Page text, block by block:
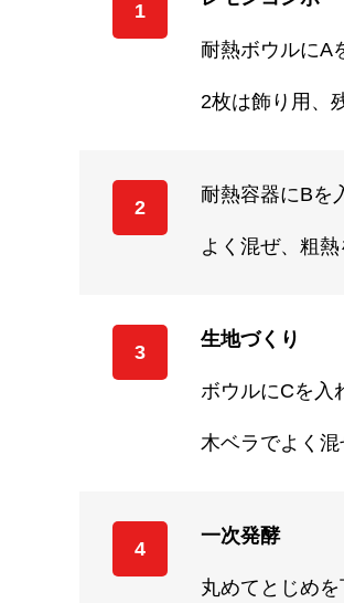
1
耐熱ボウルにA
2枚は飾り用、
2
耐熱容器にBを
よく混ぜ、粗熱
3
生地づくり
ボウルにCを入
木ベラでよく混
4
一次発酵
丸めてとじめ